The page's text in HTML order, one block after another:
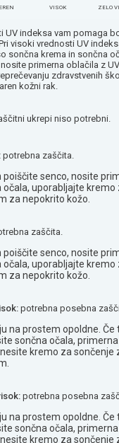
VISOK ZELO
UV indeksa vam pomaga
visoki vrednosti UV
sončna krema in sončna
primerna oblačila z
zdravstvenih
kožni rak.
ukrepi niso potrebni.
potrebna zaščita.
poiščite senco, nosite
očala, uporabljajte
za nepokrito kožo.
zaščita.
poiščite senco, nosite
očala, uporabljajte
za nepokrito kožo.
potrebna posebna
na prostem opoldne. Če
sončna očala,
kremo za sončenje
potrebna posebna
na prostem opoldne. Če
sončna očala,
kremo za sončenje